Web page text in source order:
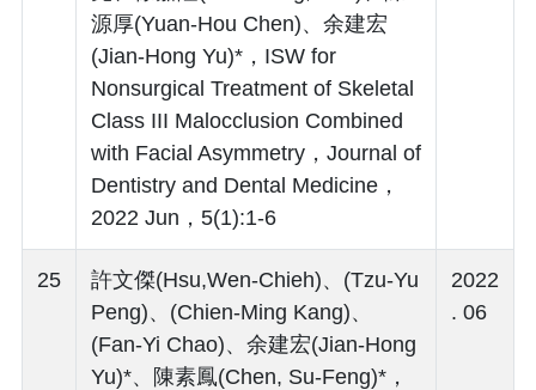
源厚(Yuan-Hou Chen)、余建宏
(Jian-Hong Yu)*，ISW for
Nonsurgical Treatment of Skeletal
Class III Malocclusion Combined
with Facial Asymmetry，Journal of
Dentistry and Dental Medicine，
2022 Jun，5(1):1-6
25
許文傑(Hsu,Wen-Chieh)、(Tzu-Yu
Peng)、(Chien-Ming Kang)、
(Fan-Yi Chao)、余建宏(Jian-Hong
Yu)*、陳素鳳(Chen, Su-Feng)*，
2022
. 06